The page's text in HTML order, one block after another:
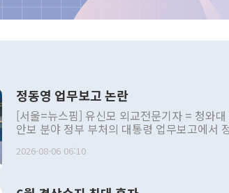
정동영 업무보고 논란
[서울=뉴스핌] 유신모 외교전문기자 = 청와
안보 분야 정부 부처의 대통령 업무보고에서
발언 중에는 정부 내 조율을 거치지 않은 사안
2026-08-06 06:10